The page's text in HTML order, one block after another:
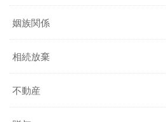
姻族関係
相続放棄
不動産